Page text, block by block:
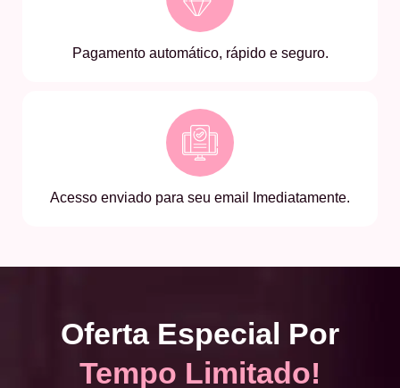
Pagamento automático, rápido e seguro.
Acesso enviado para seu email Imediatamente.
Oferta Especial Por
Tempo Limitado!